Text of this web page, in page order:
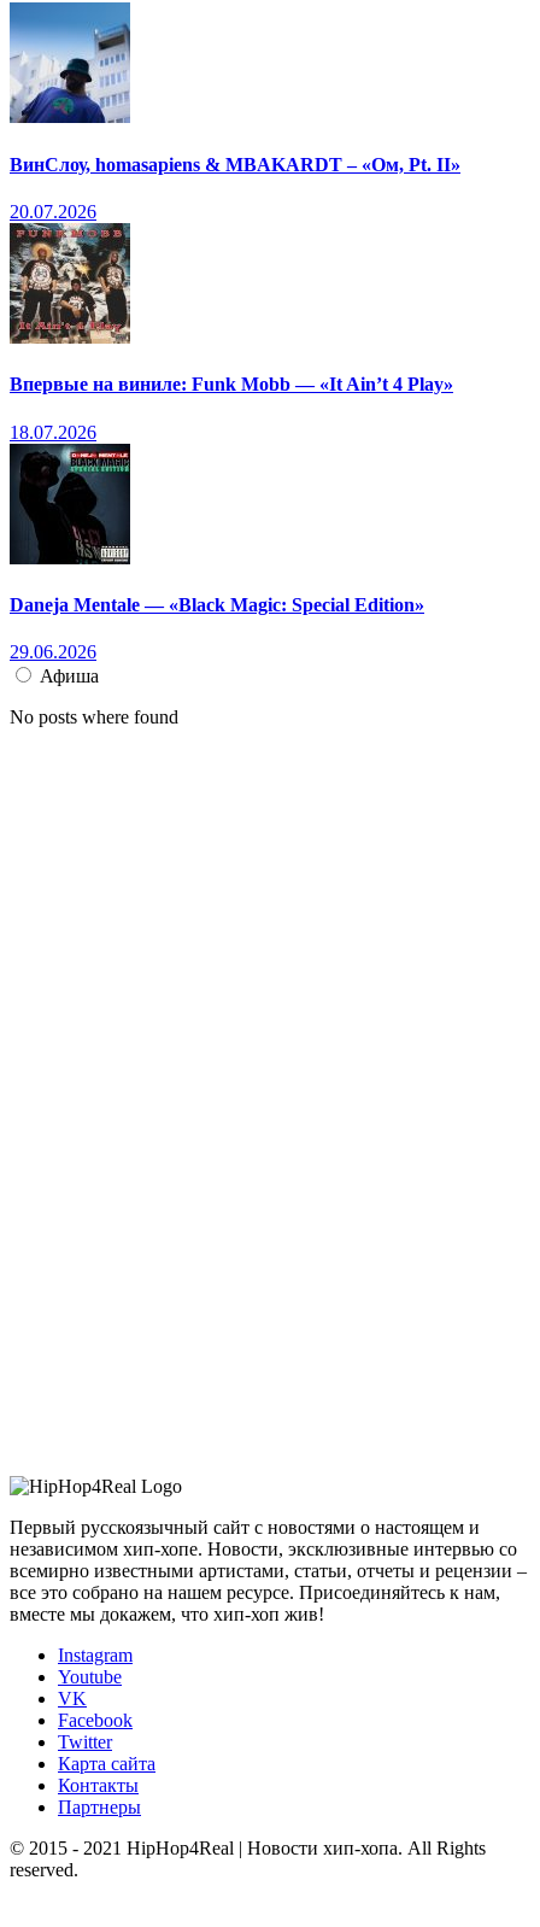
ВинСлоу, homasapiens & MBAKARDT – «Ом, Pt. II»
20.07.2026
Впервые на виниле: Funk Mobb — «It Ain’t 4 Play»
18.07.2026
Daneja Mentale — «Black Magic: Special Edition»
29.06.2026
Афиша
No posts where found
Первый русскоязычный сайт с новостями о настоящем и
независимом хип-хопе. Новости, эксклюзивные интервью со
всемирно известными артистами, статьи, отчеты и рецензии –
все это собрано на нашем ресурсе. Присоединяйтесь к нам,
вместе мы докажем, что хип-хоп жив!
Instagram
Youtube
VK
Facebook
Twitter
Карта сайта
Контакты
Партнеры
© 2015 - 2021 HipHop4Real | Новости хип-хопа. All Rights
reserved.